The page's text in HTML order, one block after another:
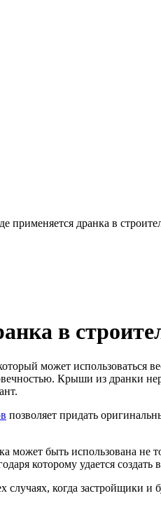
применяется дранка в
в
может использоваться
Крыши из дранки
позволяет придать
может быть использована
которому удается
случаях, когда застройщики